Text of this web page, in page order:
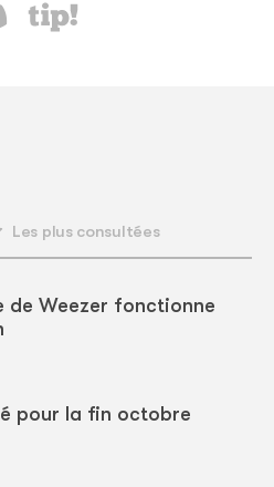
Les plus consultées
de Weezer fonctionne
pour la fin octobre